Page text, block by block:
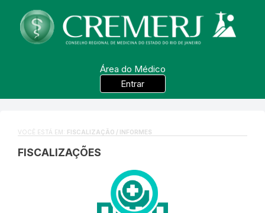
Área do Médico
Entrar
VOCÊ ESTÁ EM: FISCALIZAÇÃO / INFORMES
FISCALIZAÇÕES